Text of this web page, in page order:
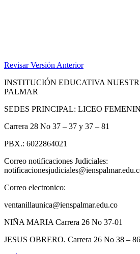
Revisar Versión Anterior
INSTITUCIÓN EDUCATIVA
PALMAR
SEDES PRINCIPAL: LICEO
Carrera 28 No 37 – 37 y 37 – 81
PBX.: 6022864021
Correo notificaciones Judiciales:
Correo electronico:
ventanillaunica@ienspalmar.edu.co
NIÑA MARIA Carrera 26 No 37-01
JESUS OBRERO. Carrera 26 No 38 – 86